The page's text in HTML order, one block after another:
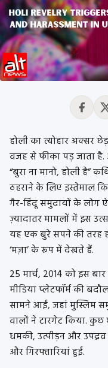
होली का त्योहार अक्सर
वजह से फीका पड़ जाता है.
“बुरा ना मानो, होली है”
ठहराने के लिए इस्तेमाल
गैर-हिंदू समुदायों के लोग
ज़्यादातर मामलों में इस
यह एक बुरे सपने की तरह
‘मज़ा’ के रूप में देखते हैं.
25 मार्च, 2014 को इस
मीडिया प्लेटफॉर्म की
सामने आईं, जहां मुस्लिम
वालों ने टारगेट किया.
धमकी, उत्पीड़न और
और गिरफ्तारियां हुईं.